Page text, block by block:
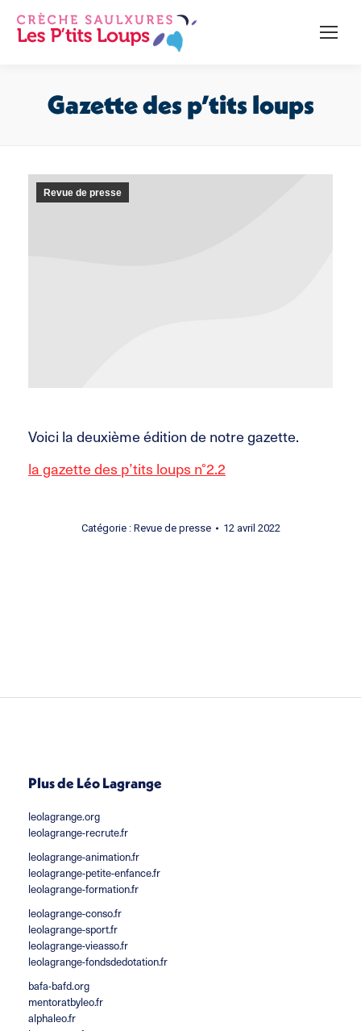
Recherche
Gazette des p’tits loups
Revue de presse
Voici la deuxième édition de notre gazette.
la gazette des p’tits loups n°2.2
Catégorie : Revue de presse 12 avril 2022
Plus de Léo Lagrange
leolagrange.org
leolagrange-recrute.fr
leolagrange-animation.fr
leolagrange-petite-enfance.fr
leolagrange-formation.fr
leolagrange-conso.fr
leolagrange-sport.fr
leolagrange-vieasso.fr
leolagrange-fondsdedotation.fr
bafa-bafd.org
mentoratbyleo.fr
alphaleo.fr